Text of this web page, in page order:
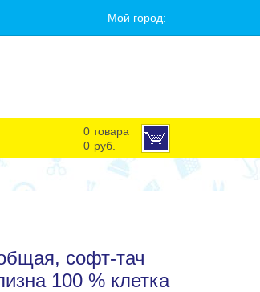
Мой город:
0 товара
0 руб.
софт-тач
100 % клетка